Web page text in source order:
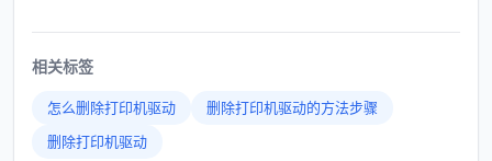
相关标签
怎么删除打印机驱动
删除打印机驱动的方法步骤
删除打印机驱动